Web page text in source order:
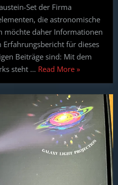
–
Russel-
Diagramm
Set der Firma
die astronomische
möchte daher Informationen
für dieses
Beiträge sind: Mit dem
steht … Read More“Geklemmte
mit
der
alpinen
Sternwarte:
Thema
–
Hertzsprung-
»